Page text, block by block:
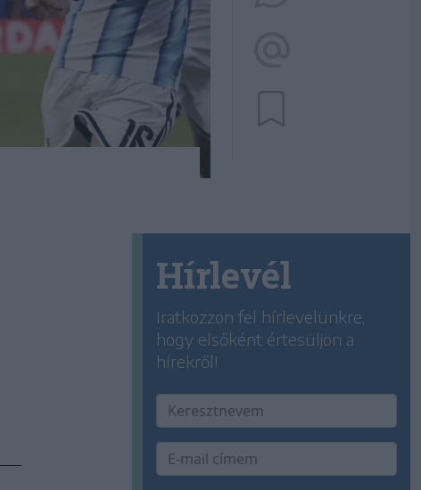
Hírlevél
Iratkozzon fel hírlevelünkre,
hogy elsőként értesüljön a
hírekről!